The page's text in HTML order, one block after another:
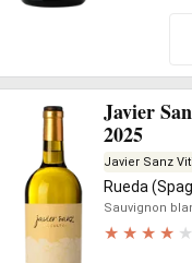
Javier
2025
Javier Sanz
Rueda
Sauvignon